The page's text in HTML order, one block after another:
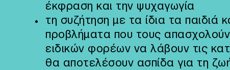
έκφραση και την ψυχαγωγία
τη συζήτηση με τα ίδια τα παιδιά
προβλήματα που τους
ειδικών φορέων να λάβουν τις
θα αποτελέσουν ασπίδα για τη